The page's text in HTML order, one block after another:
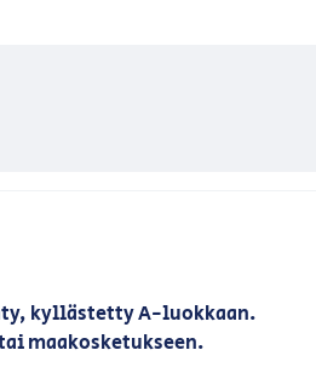
kyllästetty A-luokkaan.
maakosketukseen.